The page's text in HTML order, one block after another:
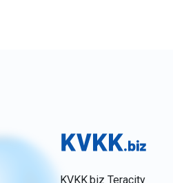
KVKK.biz Teracity